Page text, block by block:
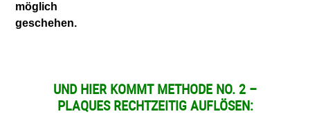
möglich
geschehen.
UND HIER KOMMT METHODE NO. 2 –
PLAQUES RECHTZEITIG AUFLÖSEN: